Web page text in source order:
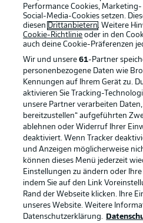
Rechtliche Hinweise
Datenschutz
Kontakt
Impressum
Spieler
AGB
Performance Cookies,
Social-Media-Cookies setzen.
diesen Drittanbietern. Weitere
Cookie-Richtlinie oder in den
auch deine Cookie-Präferenzen
Wir und unsere61-Partner
personenbezogene Daten wie
Kennungen auf Ihrem Gerät zu.
aktivieren Sie Tracking-
unsere Partner verarbeiten
bereitzustellen“ aufgeführten
ablehnen oder Widerruf Ihrer
deaktiviert. Wenn Tracker
und Anzeigen möglicherweise
können dieses Menü jederzeit
Einstellungen zu ändern oder
indem Sie auf den Link
Rand der Webseite klicken. Ihre
unseres Website. Weitere
Datenschutzerklärung.